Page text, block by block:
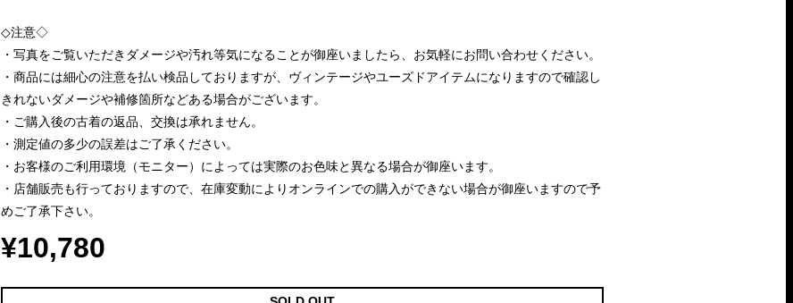
◇注意◇
・写真をご覧いただきダメージや汚れ等気になることが御座いましたら、お気軽にお問い合わせください。
・商品には細心の注意を払い検品しておりますが、ヴィンテージやユーズドアイテムになりますので確認し
きれないダメージや補修箇所などある場合がございます。
・ご購入後の古着の返品、交換は承れません。
・測定値の多少の誤差はご了承ください。
・お客様のご利用環境（モニター）によっては実際のお色味と異なる場合が御座います。
・店舗販売も行っておりますので、在庫変動によりオンラインでの購入ができない場合が御座いますので予
めご了承下さい。
¥10,780